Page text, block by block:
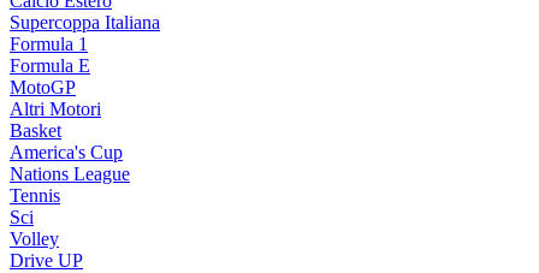
Supercoppa Italiana
Formula 1
Formula E
MotoGP
Altri Motori
Basket
America's Cup
Nations League
Tennis
Sci
Volley
Drive UP